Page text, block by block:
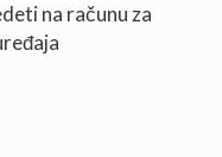
na računu za